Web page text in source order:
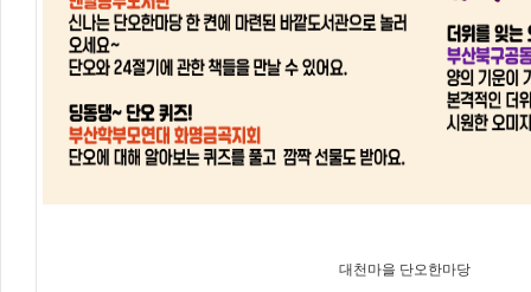
대천마을 단오한마당